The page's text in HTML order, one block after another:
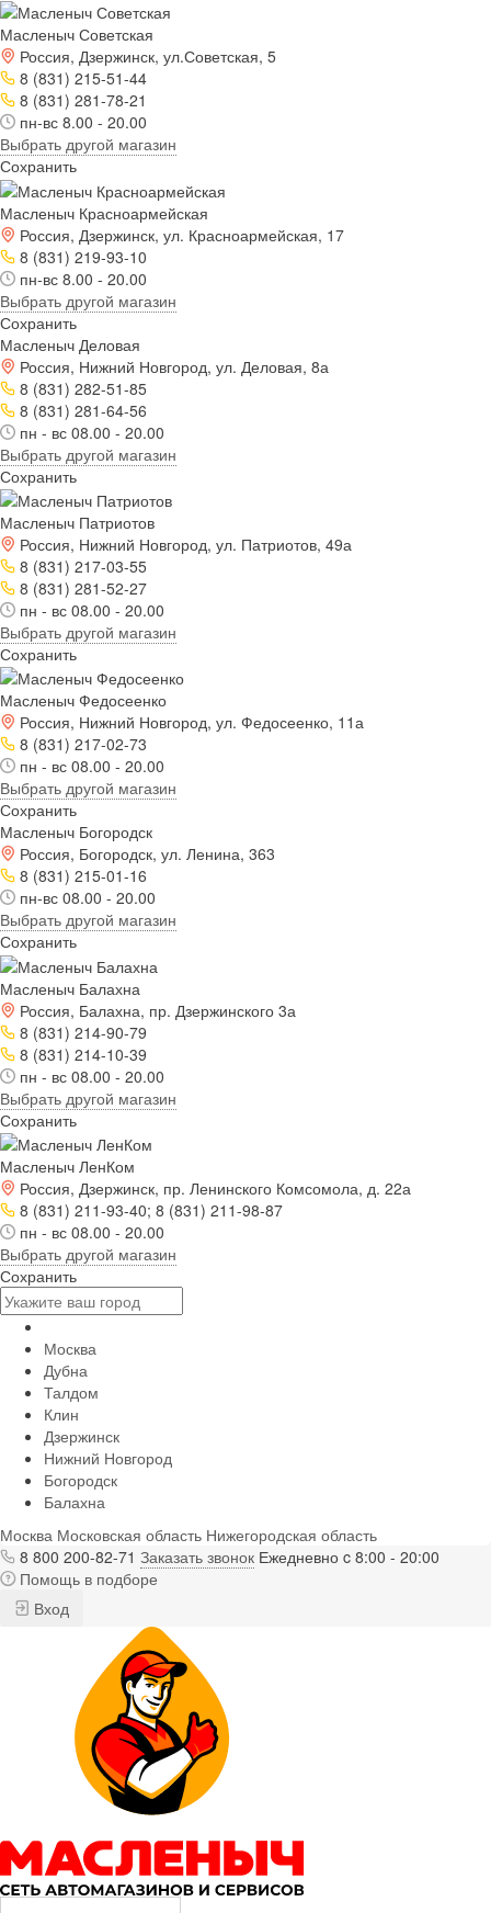
Масленыч Советская
Россия, Дзержинск, ул.Советская, 5
8 (831) 215-51-44
8 (831) 281-78-21
пн-вс 8.00 - 20.00
Выбрать другой магазин
Сохранить
Масленыч Красноармейская
Россия, Дзержинск, ул. Красноармейская, 17
8 (831) 219-93-10
пн-вс 8.00 - 20.00
Выбрать другой магазин
Сохранить
Масленыч Деловая
Россия, Нижний Новгород, ул. Деловая, 8а
8 (831) 282-51-85
8 (831) 281-64-56
пн - вс 08.00 - 20.00
Выбрать другой магазин
Сохранить
Масленыч Патриотов
Россия, Нижний Новгород, ул. Патриотов, 49а
8 (831) 217-03-55
8 (831) 281-52-27
пн - вс 08.00 - 20.00
Выбрать другой магазин
Сохранить
Масленыч Федосеенко
Россия, Нижний Новгород, ул. Федосеенко, 11а
8 (831) 217-02-73
пн - вс 08.00 - 20.00
Выбрать другой магазин
Сохранить
Масленыч Богородск
Россия, Богородск, ул. Ленина, 363
8 (831) 215-01-16
пн-вс 08.00 - 20.00
Выбрать другой магазин
Сохранить
Масленыч Балахна
Россия, Балахна, пр. Дзержинского 3а
8 (831) 214-90-79
8 (831) 214-10-39
пн - вс 08.00 - 20.00
Выбрать другой магазин
Сохранить
Масленыч ЛенКом
Россия, Дзержинск, пр. Ленинского Комсомола, д. 22а
8 (831) 211-93-40; 8 (831) 211-98-87
пн - вс 08.00 - 20.00
Выбрать другой магазин
Сохранить
Москва
Дубна
Талдом
Клин
Дзержинск
Нижний Новгород
Богородск
Балахна
Москва Московская область Нижегородская область
8 800 200-82-71 Заказать звонок Ежедневно c 8:00 - 20:00
Помощь в подборе
Вход